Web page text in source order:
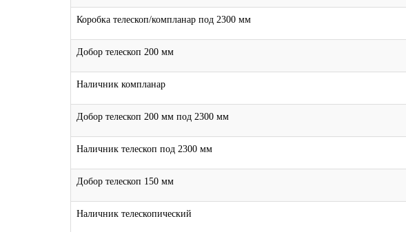
Коробка телескоп/компланар под 2300 мм
Добор телескоп 200 мм
Наличник компланар
Добор телескоп 200 мм под 2300 мм
Наличник телескоп под 2300 мм
Добор телескоп 150 мм
Наличник телескопический